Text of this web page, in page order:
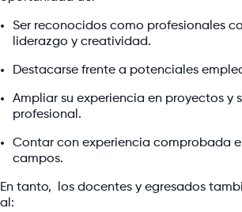
Ser reconocidos como profesionales
liderazgo y creatividad.
Destacarse frente a potenciales
Ampliar su experiencia en proyectos y
profesional.
Contar con experiencia comprobada
campos.
En tanto, los docentes y egresados
al: